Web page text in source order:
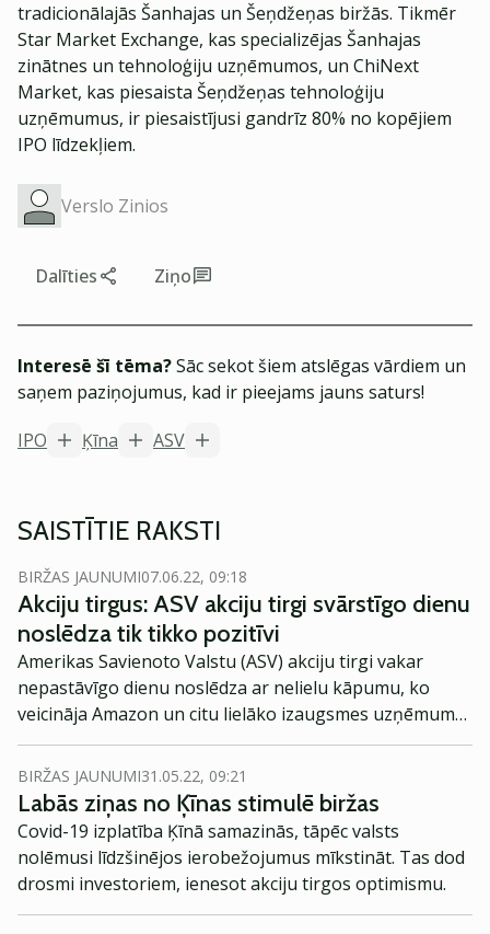
tradicionālajās Šanhajas un Šeņdžeņas biržās. Tikmēr
Star Market Exchange, kas specializējas Šanhajas
zinātnes un tehnoloģiju uzņēmumos, un ChiNext
Market, kas piesaista Šeņdžeņas tehnoloģiju
uzņēmumus, ir piesaistījusi gandrīz 80% no kopējiem
IPO līdzekļiem.
Verslo Zinios
Dalīties Ziņo
Interesē šī tēma?Sāc sekot šiem atslēgas vārdiem un
saņem paziņojumus, kad ir pieejams jauns saturs!
IPO
Ķīna ASV
SAISTĪTIE RAKSTI
BIRŽAS JAUNUMI07.06.22, 09:18
Akciju tirgus: ASV akciju tirgi svārstīgo dienu
noslēdza tik tikko pozitīvi
Amerikas Savienoto Valstu (ASV) akciju tirgi vakar
nepastāvīgo dienu noslēdza ar nelielu kāpumu, ko
veicināja Amazon un citu lielāko izaugsmes uzņēmumu
cenu kāpums. Lai gan diena sākās ar vairāk nekā 1%
pieaugumu, dienas beigās bija bažas par inflāciju un
procentu likmju pieaugumu, vēsta Reuters.
BIRŽAS JAUNUMI31.05.22, 09:21
Labās ziņas no Ķīnas stimulē biržas
Covid-19 izplatība Ķīnā samazinās, tāpēc valsts
nolēmusi līdzšinējos ierobežojumus mīkstināt. Tas dod
drosmi investoriem, ienesot akciju tirgos optimismu.